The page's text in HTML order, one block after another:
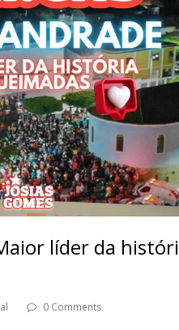
líder da
0 Comments